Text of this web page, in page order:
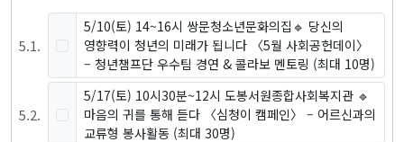
5.1.
5/10(토) 14~16시 쌍문청소년문화의집🔹 당신의
영향력이 청년의 미래가 됩니다 〈5월 사회공헌데이〉
– 청년챔프단 우수팀 경연 & 콜라보 멘토링 (최대 10명)
5.2.
5/17(토) 10시30분~12시 도봉서원종합사회복지관 🔹
마음의 귀를 통해 듣다 〈심청이 캠페인〉 – 어르신과의
교류형 봉사활동 (최대 30명)